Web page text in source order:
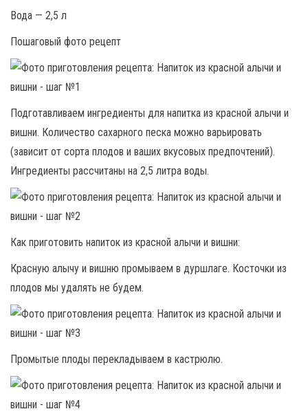
Вода — 2,5 л
Пошаговый фото рецепт
Подготавливаем ингредиенты для напитка из красной алычи и
вишни. Количество сахарного песка можно варьировать
(зависит от сорта плодов и ваших вкусовых предпочтений).
Ингредиенты рассчитаны на 2,5 литра воды.
Как приготовить напиток из красной алычи и вишни:
Красную алычу и вишню промываем в дуршлаге. Косточки из
плодов мы удалять не будем.
Промытые плоды перекладываем в кастрюлю.